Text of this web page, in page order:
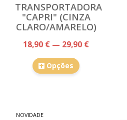
TRANSPORTADORA
"CAPRI" (CINZA
CLARO/AMARELO)
18,90 € — 29,90 €
Opções
NOVIDADE